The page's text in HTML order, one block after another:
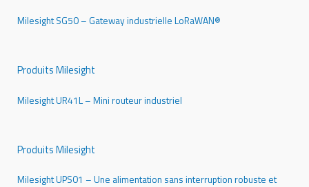
Milesight SG50 – Gateway industrielle LoRaWAN®
Produits Milesight
Milesight UR41L – Mini routeur industriel
Produits Milesight
Milesight UPS01 – Une alimentation sans interruption robuste et